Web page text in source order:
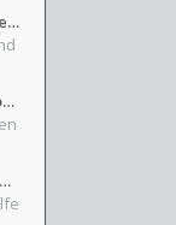
Hilfe! Mein Streuner hat Phexens Gunst verloren...
Nebenquest Das Attentat sowie Beilunker Reiter und zwei kleine Ausrüstungsfragen
Phex-Tempel - Kein Entkommen aus Weinkeller/Bibliothek Trakt